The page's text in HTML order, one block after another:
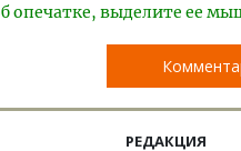
опечатке, выделите ее
РЕДАКЦИЯ